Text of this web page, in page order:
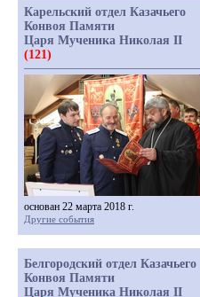
Карельский отдел Казачьего
Конвоя Памяти
Царя Мученика Николая II
(121)
основан 22 марта 2018 г.
Другие события
Белгородский отдел Казачьего
Конвоя Памяти
Царя Мученика Николая II